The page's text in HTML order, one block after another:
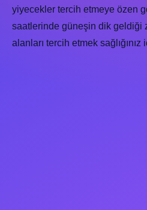
yiyecekler tercih etmeye özen
saatlerinde güneşin dik geldiği
alanları tercih etmek sağlığınız